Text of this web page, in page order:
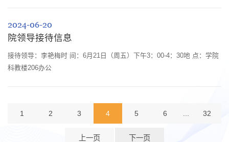
2024-06-20
院领导接待信息
接待领导：李艳梅时 间：6月21日（周五）下午3：00-4：30地 点：学院
科教楼206办公
1 2 3 4 5 6 ... 32
上一页 下一页